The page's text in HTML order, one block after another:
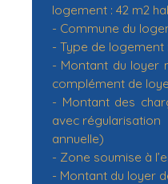
logement : 42 m2
- Commune du
- Type de logement
- Montant du loyer
complément de
- Montant des
avec régularisation
annuelle)
- Zone soumise à
- Montant du loyer